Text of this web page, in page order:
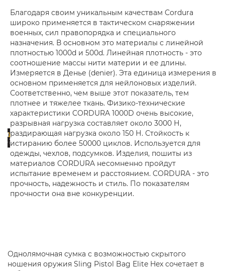
Благодаря своим уникальным качествам Cordura
широко применяется в тактическом снаряжении
военных, сил правопорядка и специального
назначения. В основном это материалы с линейной
плотностью 1000d и 500d. Линейная плотность - это
соотношение массы нити материи и ее длины.
Измеряется в Денье (denier). Эта единица измерения в
основном применяется для нейлоновых изделий.
Соответственно, чем выше этот показатель, тем
плотнее и тяжелее ткань. Физико-технические
характеристики CORDURA 1000D очень высокие,
разрывная нагрузка составляет около 3000 Н,
раздирающая нагрузка около 150 Н. Стойкость к
истиранию более 50000 циклов. Используется для
одежды, чехлов, подсумков. Изделия, пошиты из
материалов CORDURA несомненно пройдут
испытание временем и расстоянием. CORDURA - это
прочность, надежность и стиль. По показателям
прочности она вне конкуренции.
Однолямочная сумка с возможностью скрытого
ношения оружия Sling Pistol Bag Elite Hex сочетает в